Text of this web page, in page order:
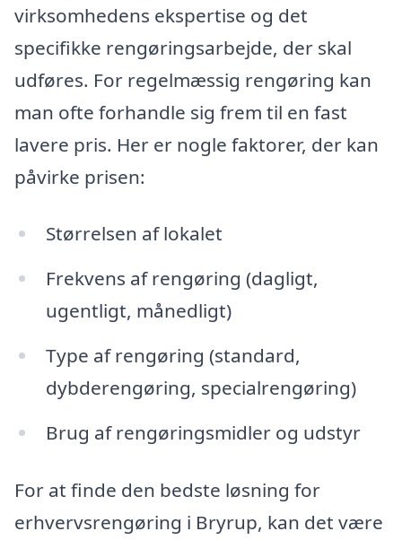
virksomhedens ekspertise og det
specifikke rengøringsarbejde, der skal
udføres. For regelmæssig rengøring kan
man ofte forhandle sig frem til en fast
lavere pris. Her er nogle faktorer, der kan
påvirke prisen:
Størrelsen af lokalet
Frekvens af rengøring (dagligt,
ugentligt, månedligt)
Type af rengøring (standard,
dybderengøring, specialrengøring)
Brug af rengøringsmidler og udstyr
For at finde den bedste løsning for
erhvervsrengøring i Bryrup, kan det være